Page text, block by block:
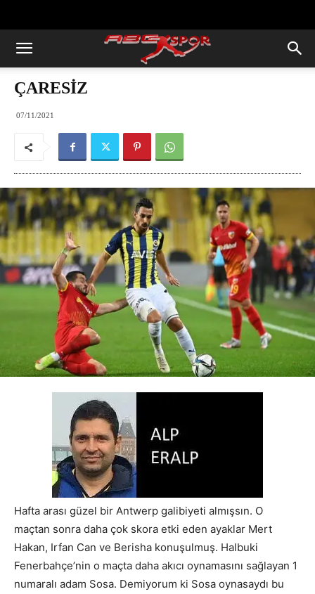
ÇARESİZ
07/11/2021
Hafta arası güzel bir Antwerp galibiyeti almışsın. O
maçtan sonra daha çok skora etki eden ayaklar Mert
Hakan, Irfan Can ve Berisha konuşulmuş. Halbuki
Fenerbahçe’nin o maçta daha akıcı oynamasını sağlayan 1
numaralı adam Sosa. Demiyorum ki Sosa oynasaydı bu